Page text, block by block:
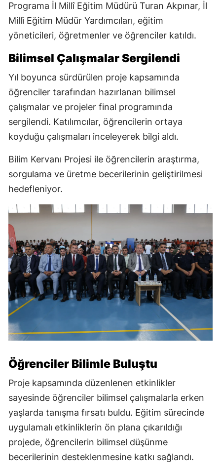
Programa İl Millî Eğitim Müdürü Turan Akpınar, İl
Millî Eğitim Müdür Yardımcıları, eğitim
yöneticileri, öğretmenler ve öğrenciler katıldı.
Bilimsel Çalışmalar Sergilendi
Yıl boyunca sürdürülen proje kapsamında
öğrenciler tarafından hazırlanan bilimsel
çalışmalar ve projeler final programında
sergilendi. Katılımcılar, öğrencilerin ortaya
koyduğu çalışmaları inceleyerek bilgi aldı.
Bilim Kervanı Projesi ile öğrencilerin araştırma,
sorgulama ve üretme becerilerinin geliştirilmesi
hedefleniyor.
Öğrenciler Bilimle Buluştu
Proje kapsamında düzenlenen etkinlikler
sayesinde öğrenciler bilimsel çalışmalarla erken
yaşlarda tanışma fırsatı buldu. Eğitim sürecinde
uygulamalı etkinliklerin ön plana çıkarıldığı
projede, öğrencilerin bilimsel düşünme
becerilerinin desteklenmesine katkı sağlandı.